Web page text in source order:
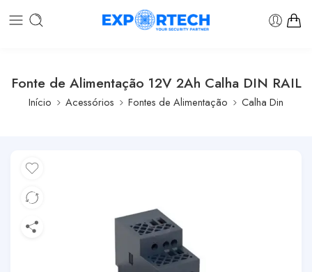
Fonte de Alimentação 12V 2Ah Calha DIN RAIL
Início Acessórios Fontes de Alimentação Calha Din